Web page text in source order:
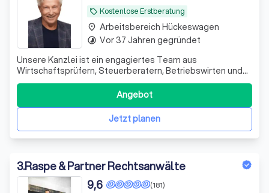
local_offer Kostenlose Erstberatung
Unsere Kanzlei ist ein engagiertes Team aus
Wirtschaftsprüfern, Steuerberatern, Betriebswirten und
Fachanwälten. Seit 1995 unterstützen wir unsere
Mandanten erfolgreich in schwierigen Finanzsituationen.
Wir sehen uns nicht nur als Ansprechpartner, sondern auch
als Ratgeber und Umsetzer von Lösungen.
Jetzt planen
Angebot
place Arbeitsbereich Hückeswagen
timelapse Vor 37 Jahren gegründet
3.Raspe & Partner Rechtsanwälte
(181)
9,6